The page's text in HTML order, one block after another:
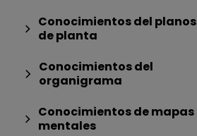
Conocimientos del planos
de planta
Conocimientos del
organigrama
Conocimientos de mapas
mentales